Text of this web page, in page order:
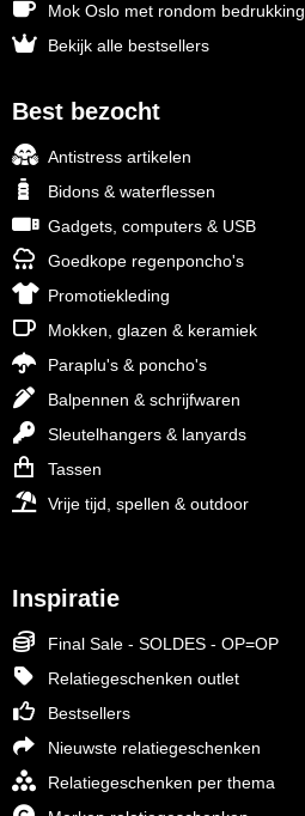
Mok Oslo met rondom bedrukking
Bekijk alle bestsellers
Best bezocht
Antistress artikelen
Bidons & waterflessen
Gadgets, computers & USB
Goedkope regenponcho's
Promotiekleding
Mokken, glazen & keramiek
Paraplu's & poncho's
Balpennen & schrijfwaren
Sleutelhangers & lanyards
Tassen
Vrije tijd, spellen & outdoor
Inspiratie
Final Sale - SOLDES - OP=OP
Relatiegeschenken outlet
Bestsellers
Nieuwste relatiegeschenken
Relatiegeschenken per thema